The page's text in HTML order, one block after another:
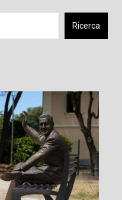
Ricerca